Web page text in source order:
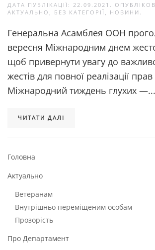
ДАТА ПУБЛІКАЦІЇ: 22.09.2021 .
АКТУАЛЬНО , БЕЗ КАТЕГОРІЇ , НОВИНИ .
Генеральна Асамблея ООН
вересня Міжнародним днем
щоб привернути увагу до
жестів для повної реалізації прав
Міжнародний тиждень глухих —...
ЧИТАТИ ДАЛІ
Головна
Актуально
Ветеранам
Внутрішньо переміщеним особам
Прозорість
Про Департамент